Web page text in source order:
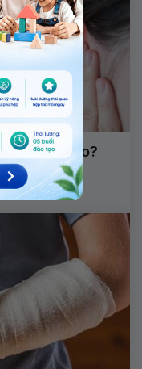
trị thế nào?